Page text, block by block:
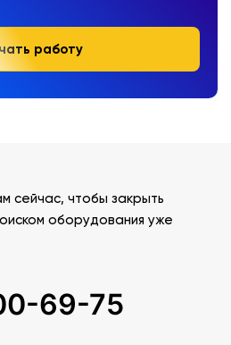
работу
сейчас, чтобы закрыть
оборудования уже
69-75